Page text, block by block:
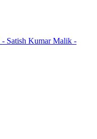
Satish Kumar Malik -